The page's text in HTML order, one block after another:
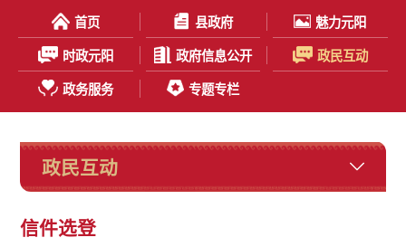
首页 县政府 魅力元阳
时政元阳 政府信息公开 政民互动
政务服务 专题专栏
政民互动
信件选登